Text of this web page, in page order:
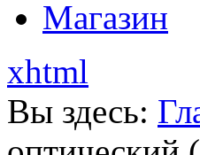
Магазин
xhtml
Вы здесь: